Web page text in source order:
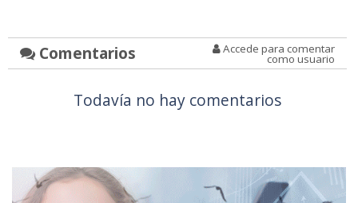
Comentarios Accede para comentar
como usuario
Todavía no hay comentarios